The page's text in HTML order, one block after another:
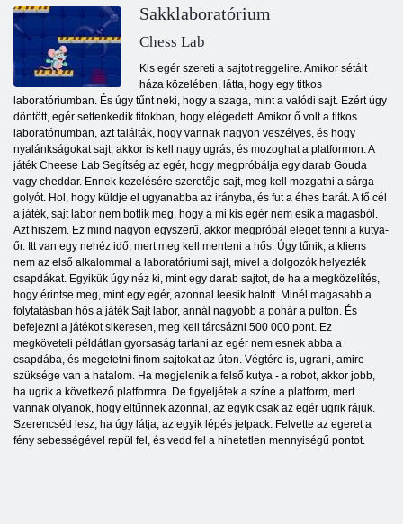
Sakklaboratórium
Chess Lab
Kis egér szereti a sajtot reggelire. Amikor sétált
háza közelében, látta, hogy egy titkos
laboratóriumban. És úgy tűnt neki, hogy a szaga, mint a valódi sajt. Ezért úgy
döntött, egér settenkedik titokban, hogy elégedett. Amikor ő volt a titkos
laboratóriumban, azt találták, hogy vannak nagyon veszélyes, és hogy
nyalánkságokat sajt, akkor is kell nagy ugrás, és mozoghat a platformon. A
játék Cheese Lab Segítség az egér, hogy megpróbálja egy darab Gouda
vagy cheddar. Ennek kezelésére szeretője sajt, meg kell mozgatni a sárga
golyót. Hol, hogy küldje el ugyanabba az irányba, és fut a éhes barát. A fő cél
a játék, sajt labor nem botlik meg, hogy a mi kis egér nem esik a magasból.
Azt hiszem. Ez mind nagyon egyszerű, akkor megpróbál eleget tenni a kutya-
őr. Itt van egy nehéz idő, mert meg kell menteni a hős. Úgy tűnik, a kliens
nem az első alkalommal a laboratóriumi sajt, mivel a dolgozók helyezték
csapdákat. Egyikük úgy néz ki, mint egy darab sajtot, de ha a megközelítés,
hogy érintse meg, mint egy egér, azonnal leesik halott. Minél magasabb a
folytatásban hős a játék Sajt labor, annál nagyobb a pohár a pulton. És
befejezni a játékot sikeresen, meg kell tárcsázni 500 000 pont. Ez
megköveteli példátlan gyorsaság tartani az egér nem esnek abba a
csapdába, és megetetni finom sajtokat az úton. Végtére is, ugrani, amire
szüksége van a hatalom. Ha megjelenik a felső kutya - a robot, akkor jobb,
ha ugrik a következő platformra. De figyeljétek a színe a platform, mert
vannak olyanok, hogy eltűnnek azonnal, az egyik csak az egér ugrik rájuk.
Szerencséd lesz, ha úgy látja, az egyik lépés jetpack. Felvette az egeret a
fény sebességével repül fel, és vedd fel a hihetetlen mennyiségű pontot.